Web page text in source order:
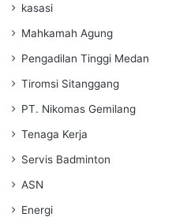
kasasi
Mahkamah Agung
Pengadilan Tinggi Medan
Tiromsi Sitanggang
PT. Nikomas Gemilang
Tenaga Kerja
Servis Badminton
ASN
Energi